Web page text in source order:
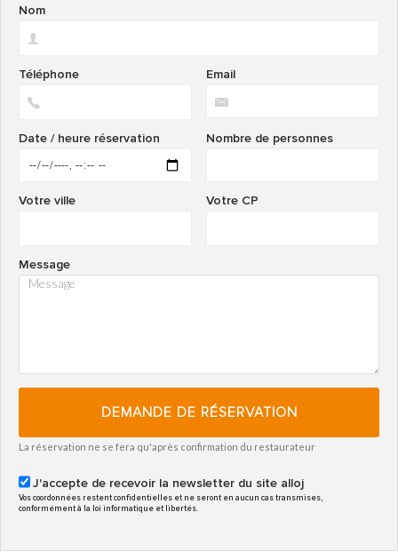
Nom
Email
Téléphone
Nombre de personnes
Date / heure réservation
Votre CP
Votre ville
Message
DEMANDE DE RÉSERVATION
La réservation ne se fera qu'après confirmation du restaurateur
J'accepte de recevoir la newsletter du site alloj
Vos coordonnées restent confidentielles et ne seront en aucun cas transmises,
conformément à la loi informatique et libertés.